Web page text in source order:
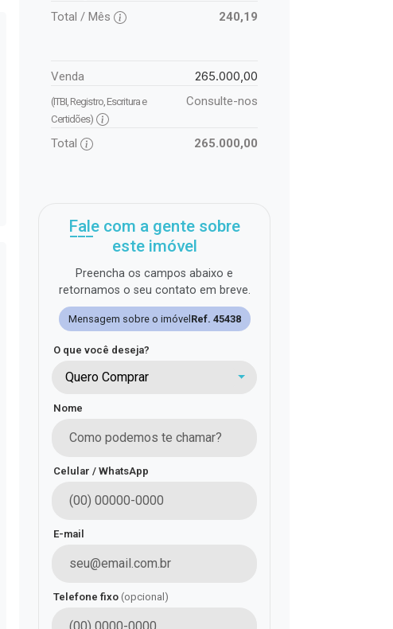
Total / Mês
240,19
Venda 265.000,00
(ITBI, Registro, Escritura e
Certidões)
Consulte-nos
Total 265.000,00
Fale com a gente sobre
este imóvel
Preencha os campos abaixo e
retornamos o seu contato em breve.
Mensagem sobre o imóvel Ref. 45438
O que você deseja?
Quero Comprar
Nome
Celular / WhatsApp
E-mail
Telefone fixo (opcional)